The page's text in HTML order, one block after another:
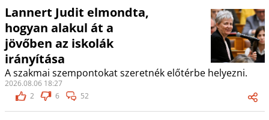
Lannert Judit elmondta,
hogyan alakul át a
jövőben az iskolák
irányítása
A szakmai szempontokat szeretnék előtérbe helyezni.
2026.08.06 18:27
2
6 52